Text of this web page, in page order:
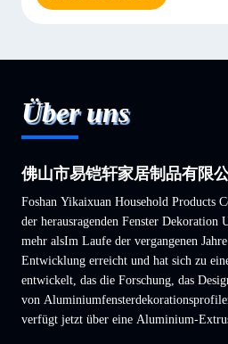
Über uns
佛山市易铠轩家居制品有限
Foshan Yikaixuan Household Products
der herausragenden Fenster Dekoration
mehr alsIm Laufe der vergangenen
Entwicklung erreicht und hat sich zu
entwickelt, das die Forschung, das
von
verfügt jetzt über eine Aluminium-